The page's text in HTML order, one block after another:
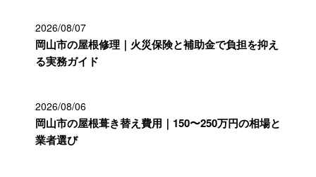
2026/08/07
岡山市の屋根修理｜火災保険と補助金で負担を抑え
る実務ガイド
2026/08/06
岡山市の屋根葺き替え費用｜150〜250万円の相場と
業者選び